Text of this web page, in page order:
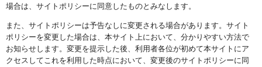
場合は、サイトポリシーに同意したものとみなします。
また、サイトポリシーは予告なしに変更される場合があります。サイト
ポリシーを変更した場合は、本サイト上において、分かりやすい方法で
お知らせします。変更を提示した後、利用者各位が初めて本サイトにア
クセスしてこれを利用した時点において、変更後のサイトポリシーに同